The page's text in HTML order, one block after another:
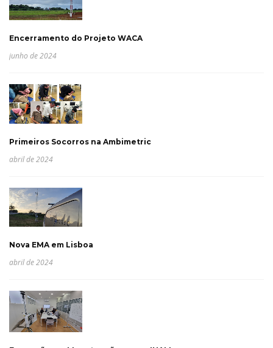
Encerramento do Projeto WACA
junho de 2024
Primeiros Socorros na Ambimetric
abril de 2024
Nova EMA em Lisboa
abril de 2024